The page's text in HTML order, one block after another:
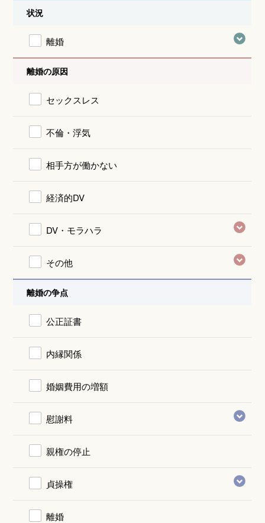
状況
離婚
離婚の原因
セックスレス
不倫・浮気
相手方が働かない
経済的DV
DV・モラハラ
その他
離婚の争点
公正証書
内縁関係
婚姻費用の増額
慰謝料
親権の停止
貞操権
離婚